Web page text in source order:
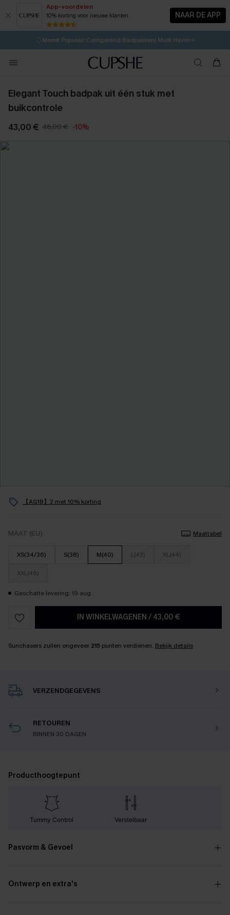
App-voordelen
10% korting voor nieuwe klanten NAAR DE APP
⚡️LAATSTE KANS | Tot 50% korting>>
🩱Meest Populair Corrigerend Badpakken| Must Have>>
💌Abonneer je & ontvang tot 15% korting>>
Koop 3, krijg 15% korting | CODE: SW15
Elegant Touch badpak uit één stuk met
buikcontrole
43,00 € 48,00 € -10%
【AG18】2 met 10% korting
MAAT (EU) Maattabel
XS(34/36) S(38) M(40) L(42) XL(44)
XXL(46)
Geschatte levering: 19 aug.
IN WINKELWAGENEN / 43,00 €
Sunchasers zullen ongeveer 215 punten verdienen. Bekijk details
VERZENDGEGEVENS
RETOUREN
BINNEN 30 DAGEN
Producthoogtepunt
Tummy Control Verstelbaar
Pasvorm & Gevoel
Ontwerp en extra's